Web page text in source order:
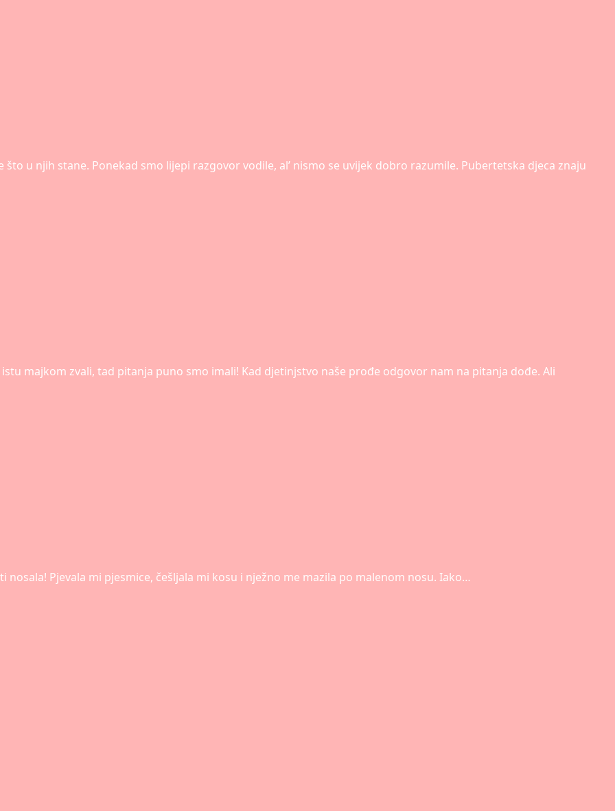
u njih stane. Ponekad smo lijepi razgovor vodile, al’ nismo se uvijek dobro razumile. Pubertetska djeca znaju
majkom zvali, tad pitanja puno smo imali! Kad djetinjstvo naše prođe odgovor nam na pitanja dođe. Ali
nosala! Pjevala mi pjesmice, češljala mi kosu i nježno me mazila po malenom nosu. Iako…